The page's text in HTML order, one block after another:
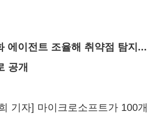
에이전트 조율해 취약점 탐지...
공개
기자] 마이크로소프트가 100개